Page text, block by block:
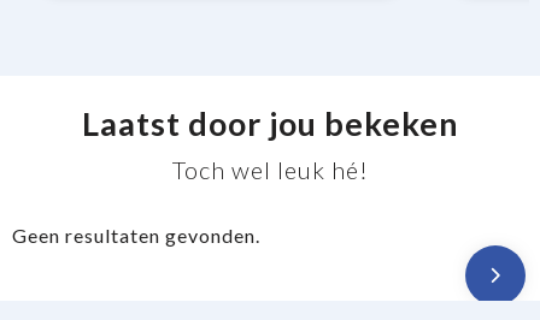
Laatst door jou bekeken
Toch wel leuk hé!
Geen resultaten gevonden.